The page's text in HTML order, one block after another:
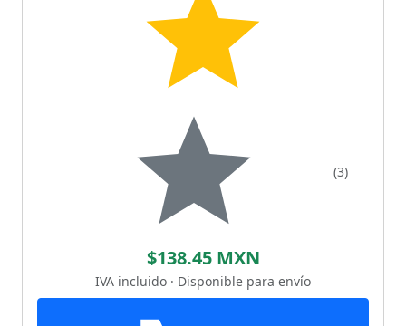
(3)
$138.45 MXN
IVA incluido · Disponible para envío